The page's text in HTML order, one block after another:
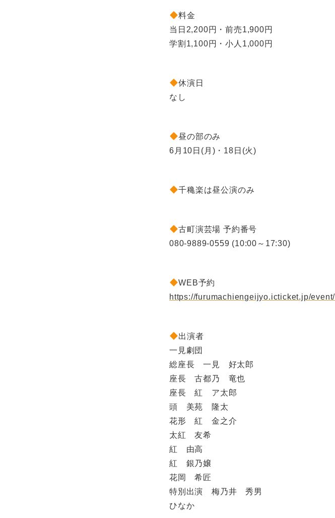
料金
当日2,200円・前売1,900円
学割1,100円・小人1,000円
休演日
なし
昼の部のみ
6月10日(月)・18日(火)
千穐楽は昼公演のみ
古町演芸場 予約番号
080-9889-0559 (10:00～17:30)
WEB予約
https://furumachiengeijyo.icticket.jp/
出演者
一見劇団
総座長 一見 好太郎
座長 古都乃 竜也
座長 紅 ア太郎
頭 美苑 隆太
花形 紅 金之介
太紅 友希
紅 由高
紅 銀乃嬢
花岡 希匠
特別出演 梅乃井 秀男
ひなか